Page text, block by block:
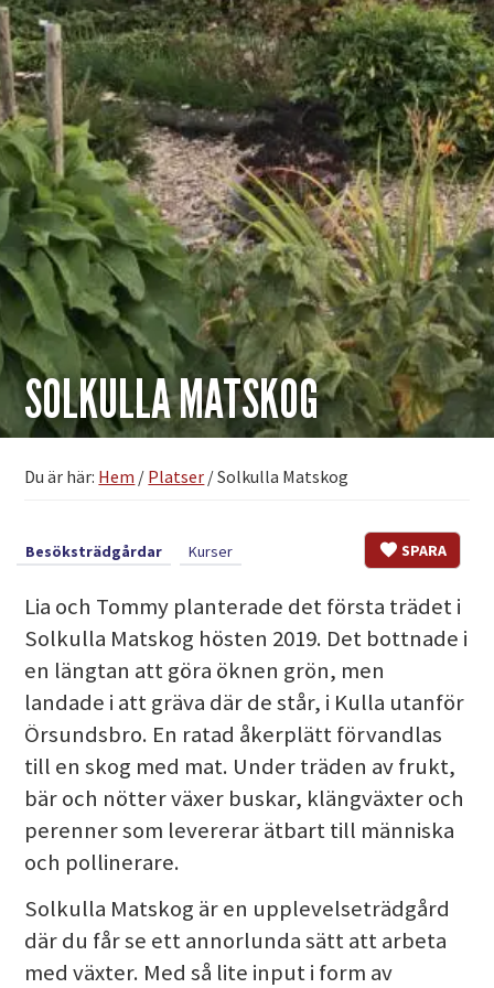
SOLKULLA MATSKOG
Du är här: Hem / Platser /Solkulla Matskog
SPARA
Besöksträdgårdar Kurser
Lia och Tommy planterade det första trädet i
Solkulla Matskog hösten 2019. Det bottnade i
en längtan att göra öknen grön, men
landade i att gräva där de står, i Kulla utanför
Örsundsbro. En ratad åkerplätt förvandlas
till en skog med mat. Under träden av frukt,
bär och nötter växer buskar, klängväxter och
perenner som levererar ätbart till människa
och pollinerare.
Solkulla Matskog är en upplevelseträdgård
där du får se ett annorlunda sätt att arbeta
med växter. Med så lite input i form av